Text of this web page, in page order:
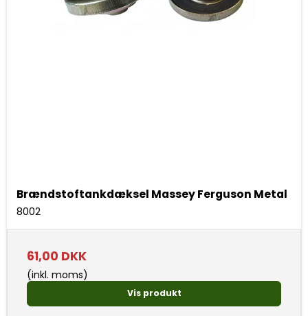
Brændstoftankdæksel Massey Ferguson Metal
8002
61,00 DKK
(inkl. moms)
Vis produkt